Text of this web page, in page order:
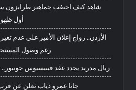
شاهد كيف احتفت جماهير طرابزون
أول
الأردن.. رواج إعلان الأمير علي عدم
رغم وصول
ريال مدريد يجدد عقد فينيسيوس جونيور..
جانا عمرو دياب تعلن عن قرب